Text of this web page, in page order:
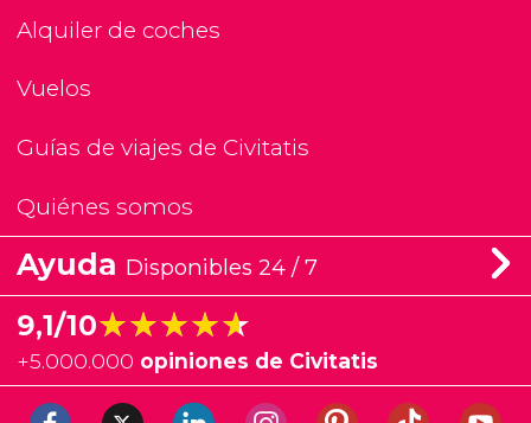
Alquiler de coches
Vuelos
Guías de viajes de Civitatis
Quiénes somos
Ayuda Disponibles 24 / 7
9,1/10★★★★★
★★★★★
+5.000.000 opiniones de Civitatis